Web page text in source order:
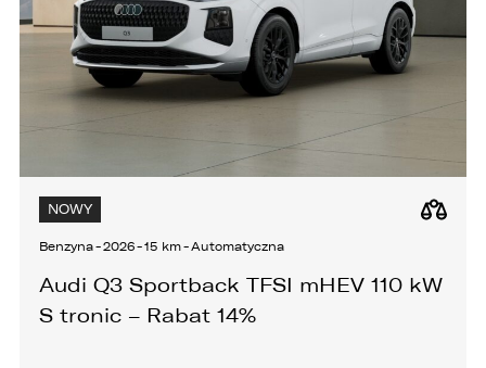
NOWY
Benzyna-2026-15 km-Automatyczna
Audi Q3 Sportback TFSI mHEV 110 kW
S tronic – Rabat 14%